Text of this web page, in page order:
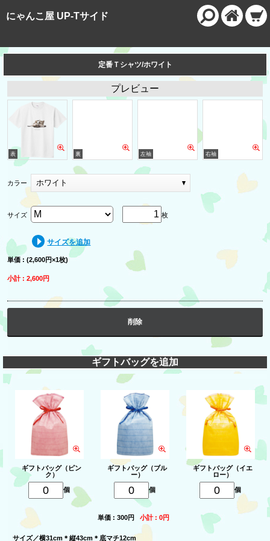
にゃんこ屋 UP-Tサイド
定番Ｔシャツ/ホワイト
プレビュー
カラー ホワイト
枚
サイズ
サイズを追加
単価 : (2,600円×1枚)
小計 : 2,600円
削除
ギフトバッグを追加
ギフトバッグ（ピン
ク）
個
ギフトバッグ（ブル
ー）
個
ギフトバッグ（イエ
ロー）
個
単価 : 300円 小計 : 0円
サイズ／横31cm＊縦43cm＊底マチ12cm